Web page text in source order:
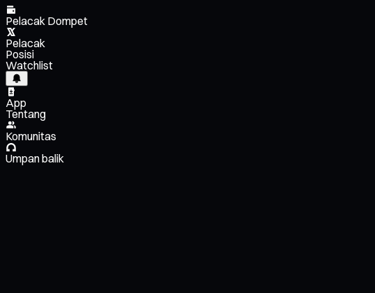
Pelacak Dompet
Pelacak
Posisi
Watchlist
App
Tentang
Komunitas
Umpan balik